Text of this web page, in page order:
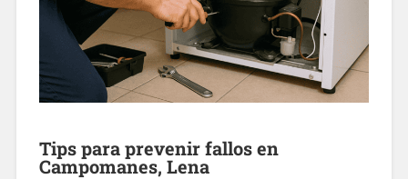
Tips para prevenir fallos en
Campomanes, Lena